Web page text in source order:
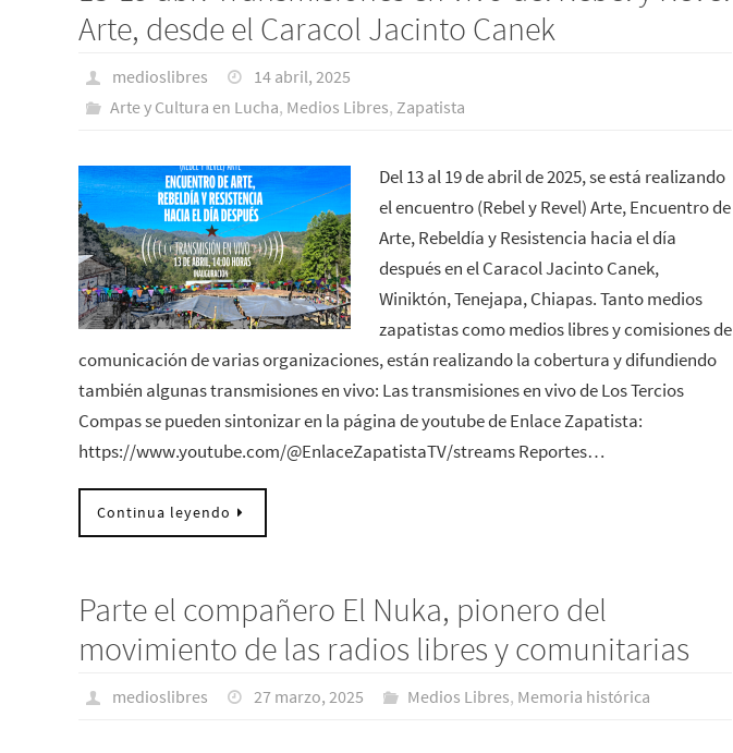
Arte, desde el Caracol Jacinto Canek
medioslibres
14 abril, 2025
Arte y Cultura en Lucha, Medios Libres, Zapatista
Del 13 al 19 de abril de 2025, se está realizando
el encuentro (Rebel y Revel) Arte, Encuentro de
Arte, Rebeldía y Resistencia hacia el día
después en el Caracol Jacinto Canek,
Winiktón, Tenejapa, Chiapas. Tanto medios
zapatistas como medios libres y comisiones de
comunicación de varias organizaciones, están realizando la cobertura y difundiendo
también algunas transmisiones en vivo: Las transmisiones en vivo de Los Tercios
Compas se pueden sintonizar en la página de youtube de Enlace Zapatista:
https://www.youtube.com/@EnlaceZapatistaTV/streams Reportes…
Continua leyendo
Parte el compañero El Nuka, pionero del
movimiento de las radios libres y comunitarias
medioslibres 27 marzo, 2025 Medios Libres, Memoria histórica